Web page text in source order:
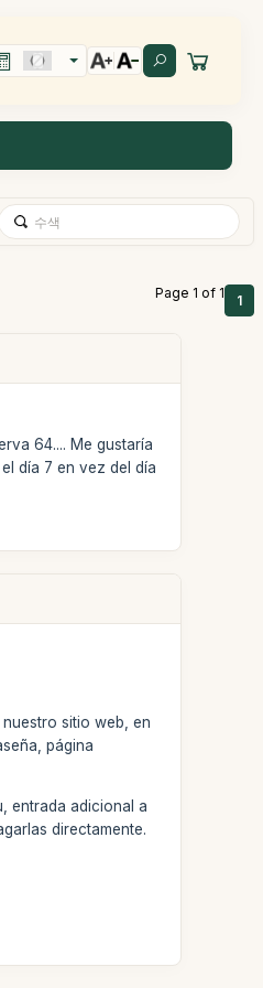
Page 1 of 1 1
64.... Me gustaría
día 7 en vez del día
sitio web, en
página
entrada adicional a
directamente.